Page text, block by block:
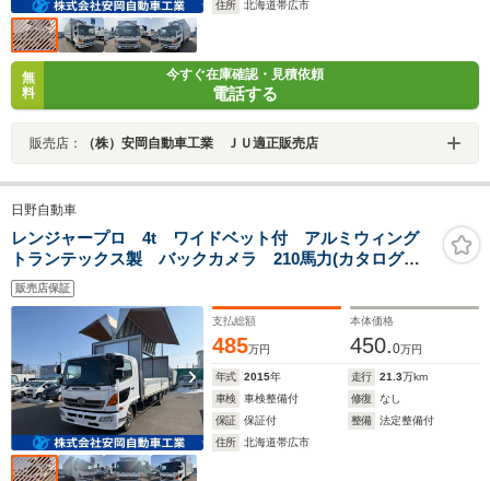
住所
北海道帯広市
無
料
今すぐ在庫確認・見積依頼
電話する
販売店： （株）安岡自動車工業 ＪＵ適正販売店
日野自動車
レンジャープロ 4t ワイドベット付 アルミウィング
トランテックス製 バックカメラ 210馬力(カタログ
値) 6速MT 車検整備付 定員3名
販売店保証
支払総額
485万円
本体価格
450.0万円
年式 2015年 走行 21.3万km
車検
車検整備付 修復
なし
保証
保証付 整備
法定整備付
住所
北海道帯広市